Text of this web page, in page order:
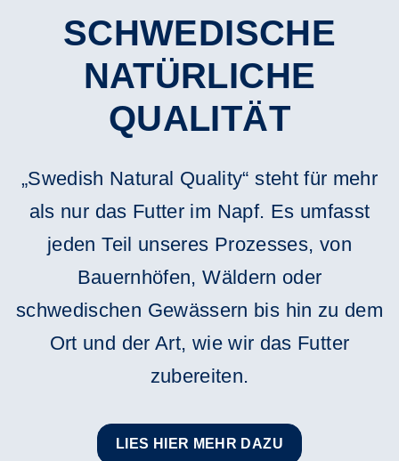
SCHWEDISCHE
NATÜRLICHE
QUALITÄT
„Swedish Natural Quality“ steht für mehr
als nur das Futter im Napf. Es umfasst
jeden Teil unseres Prozesses, von
Bauernhöfen, Wäldern oder
schwedischen Gewässern bis hin zu dem
Ort und der Art, wie wir das Futter
zubereiten.
LIES HIER MEHR DAZU